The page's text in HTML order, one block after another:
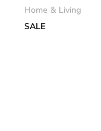
Home & Living
SALE